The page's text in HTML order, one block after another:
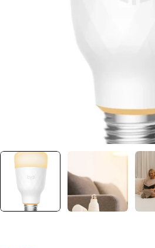
le média 0 dans une fenêtre